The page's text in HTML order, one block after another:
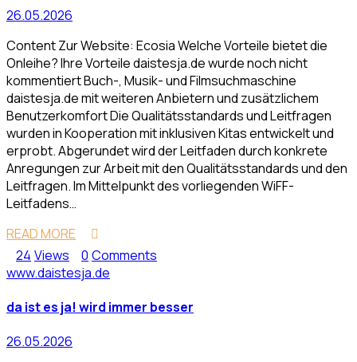
26.05.2026
Content Zur Website: Ecosia Welche Vorteile bietet die
Onleihe? Ihre Vorteile daistesja.de wurde noch nicht
kommentiert Buch-, Musik- und Filmsuchmaschine
daistesja.de mit weiteren Anbietern und zusätzlichem
Benutzerkomfort Die Qualitätsstandards und Leitfragen
wurden in Kooperation mit inklusiven Kitas entwickelt und
erprobt. Abgerundet wird der Leitfaden durch konkrete
Anregungen zur Arbeit mit den Qualitätsstandards und den
Leitfragen. Im Mittelpunkt des vorliegenden WiFF-
Leitfadens…
READ MORE
24 Views 0 Comments
www.daistesja.de
da ist es ja! wird immer besser
26.05.2026